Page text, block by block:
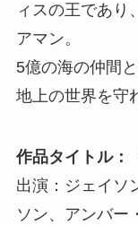
ィスの王であり
アマン。
5億の海の仲間
地上の世界を守
作品タイトル：
出演：ジェイソ
ソン、アンバー